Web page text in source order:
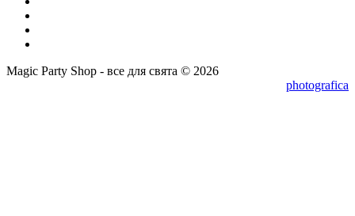
Magic Party Shop - все для свята © 2026
photografica